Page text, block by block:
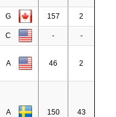
G 157 2
C - -
A 46 2
A 150 43